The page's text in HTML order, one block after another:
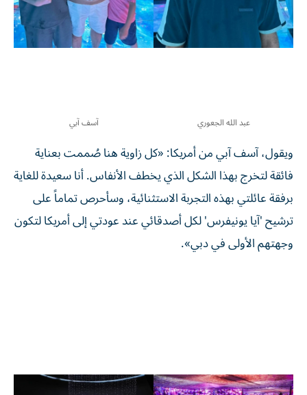
عبد الله الجعوري آسف آبي
ويقول، آسف آبي من أمريكا: «كل زاوية هنا صُممت بعناية
فائقة لتخرج بهذا الشكل الذي يخطف الأنفاس. أنا سعيدة للغاية
برفقة عائلتي بهذه التجربة الاستثنائية، وسأحرص تماماً على
ترشيح 'آيا يونيفرس' لكل أصدقائي عند عودتي إلى أمريكا لتكون
وجهتهم الأولى في دبي».